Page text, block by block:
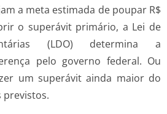
a meta estimada de poupar R$
o superávit primário, a Lei de
(LDO) determina a
pelo governo federal. Ou
um superávit ainda maior do
previstos.